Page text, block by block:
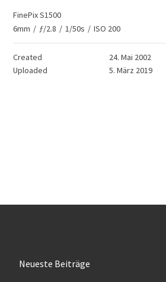
FinePix S1500
6mm / ƒ/2.8 / 1/50s / ISO 200
Created
24. Mai 2002
Uploaded
5. März 2019
Neueste Beiträge